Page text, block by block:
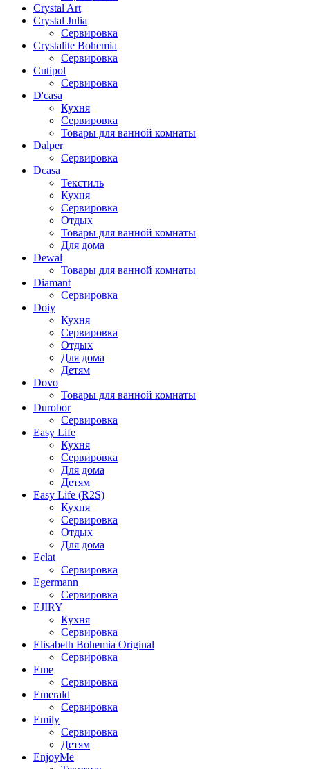
Crystal Art
Crystal Julia
Сервировка
Crystalite Bohemia
Сервировка
Cutipol
Сервировка
D'casa
Кухня
Сервировка
Товары для ванной комнаты
Dalper
Сервировка
Dcasa
Текстиль
Кухня
Сервировка
Отдых
Товары для ванной комнаты
Для дома
Dewal
Товары для ванной комнаты
Diamant
Сервировка
Doiy
Кухня
Сервировка
Отдых
Для дома
Детям
Dovo
Товары для ванной комнаты
Durobor
Сервировка
Easy Life
Кухня
Сервировка
Для дома
Детям
Easy Life (R2S)
Кухня
Сервировка
Отдых
Для дома
Eclat
Сервировка
Egermann
Сервировка
EJIRY
Кухня
Сервировка
Elisabeth Bohemia Original
Сервировка
Eme
Сервировка
Emerald
Сервировка
Emily
Сервировка
Детям
EnjoyMe